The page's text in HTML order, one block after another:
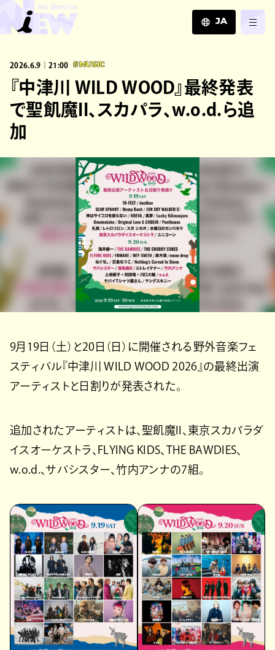
JA
ZH
2026.6.9｜21:00 #MUSIC
『中津川 WILD WOOD』最終発表
で聖飢魔II、スカパラ、w.o.d.ら追
加
9月19日（土）と20日（日）に開催される野外音楽フェ
スティバル『中津川 WILD WOOD 2026』の最終出演
アーティストと日割りが発表された。
追加されたアーティストは、聖飢魔II、東京スカパラダ
イスオーケストラ、FLYING KIDS、THE BAWDIES、
w.o.d.、サバシスター、竹内アンナの7組。